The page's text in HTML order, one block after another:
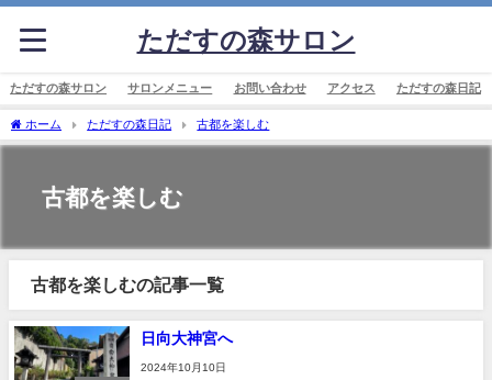
ただすの森サロン
ただすの森サロン サロンメニュー お問い合わせ アクセス ただすの森日記
ホーム ただすの森日記 古都を楽しむ
古都を楽しむ
古都を楽しむの記事一覧
日向大神宮へ
2024年10月10日